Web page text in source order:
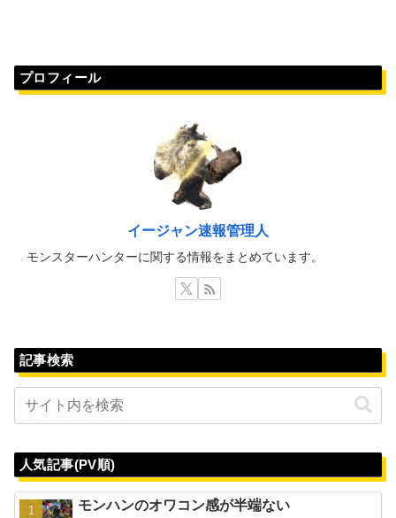
プロフィール
イージャン速報管理人
モンスターハンターに関する情報をまとめています。
記事検索
人気記事(PV順)
モンハンのオワコン感が半端ない